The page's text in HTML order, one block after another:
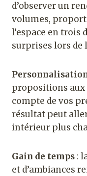
d’observer un
volumes,
l’espace en trois
surprises lors de
propositions aux
compte de vos
résultat peut
intérieur plus
Gain de temps :
et d’ambiances